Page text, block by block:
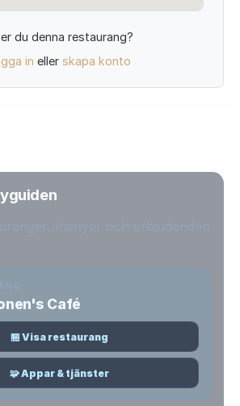
du denna restaurang?
in eller skapa konto
Café
🏪 Visa restaurang
🧩 Appar & tjänster